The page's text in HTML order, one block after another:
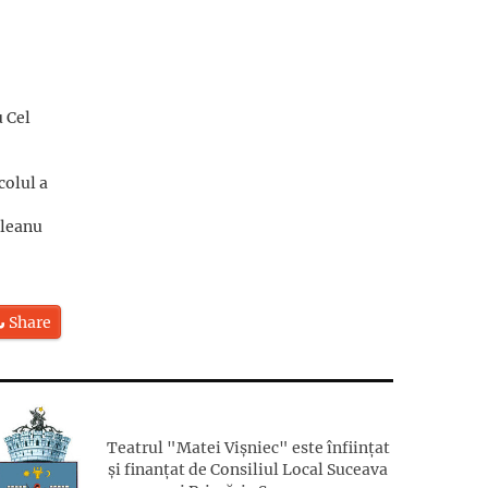
Cel
a
Share
Teatrul "Matei Vișniec" este înființat
și finanțat de Consiliul Local Suceava